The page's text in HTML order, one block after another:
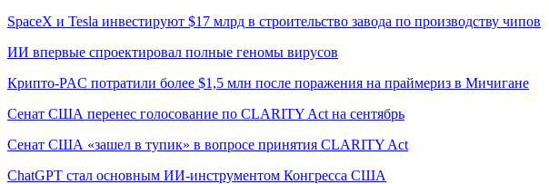
SpaceX и Tesla инвестируют $17 млрд в строительство завода по производству чипов
ИИ впервые спроектировал полные геномы вирусов
Крипто-PAC потратили более $1,5 млн после поражения на праймериз в Мичигане
Сенат США перенес голосование по CLARITY Act на сентябрь
Сенат США «зашел в тупик» в вопросе принятия CLARITY Act
ChatGPT стал основным ИИ-инструментом Конгресса США